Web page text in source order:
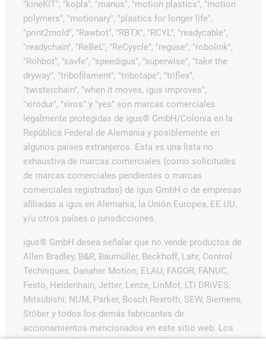
"kineKIT", "kopla", "manus", "motion plastics", "motion
polymers", "motionary", "plastics for longer life",
"print2mold", "Rawbot", "RBTX", "RCYL", "readycable",
"readychain", "ReBeL", "ReCyycle", "reguse", "robolink",
"Rohbot", "savfe", "speedigus", "superwise", "take the
dryway", "tribofilament", "tribotape", "triflex",
"twisterchain", "when it moves, igus improves",
"xirodur", "xiros" y "yes" son marcas comerciales
legalmente protegidas de igus® GmbH/Colonia en la
República Federal de Alemania y posiblemente en
algunos países extranjeros. Esta es una lista no
exhaustiva de marcas comerciales (como solicitudes
de marcas comerciales pendientes o marcas
comerciales registradas) de igus GmbH o de empresas
afiliadas a igus en Alemania, la Unión Europea, EE.UU.
y/u otros países o jurisdicciones.
igus® GmbH desea señalar que no vende productos de
Allen Bradley, B&R, Baumüller, Beckhoff, Lahr, Control
Techniques, Danaher Motion, ELAU, FAGOR, FANUC,
Festo, Heidenhain, Jetter, Lenze, LinMot, LTi DRiVES,
Mitsubishi, NUM, Parker, Bosch Rexroth, SEW, Siemens,
Stöber y todos los demás fabricantes de
accionamientos mencionados en este sitio web. Los
productos ofrecidos por igus® son los de igus®